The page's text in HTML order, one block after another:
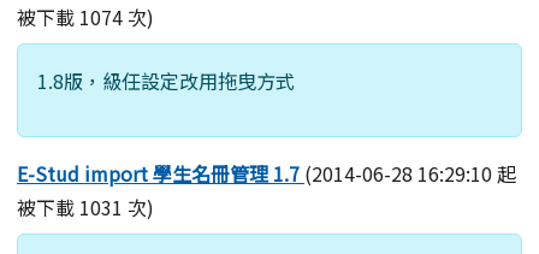
被下載 1074 次)
1.8版，級任設定改用拖曳方式
E-Stud import 學生名冊管理 1.7 (2014-06-28 16:29:10 起
被下載 1031 次)